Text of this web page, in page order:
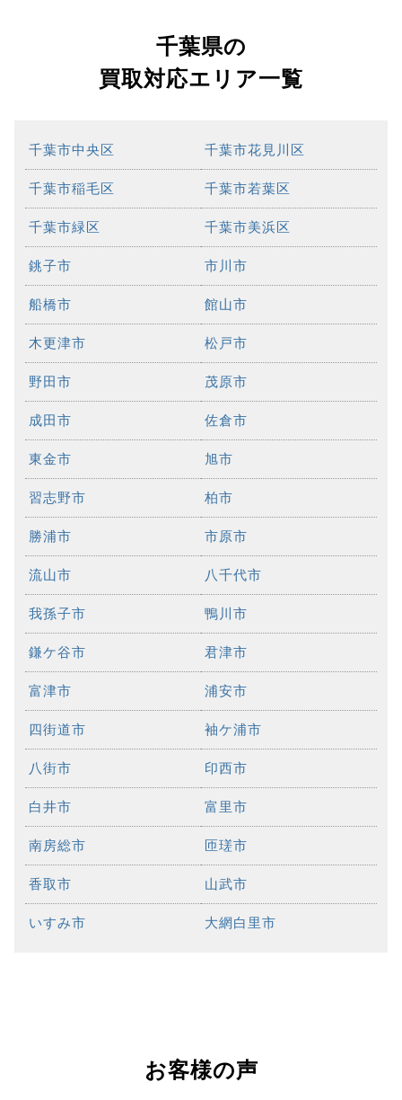
千葉県の
買取対応エリア一覧
千葉市中央区 千葉市花見川区
千葉市稲毛区 千葉市若葉区
千葉市緑区 千葉市美浜区
銚子市 市川市
船橋市 館山市
木更津市 松戸市
野田市 茂原市
成田市 佐倉市
東金市 旭市
習志野市 柏市
勝浦市 市原市
流山市 八千代市
我孫子市 鴨川市
鎌ケ谷市 君津市
富津市 浦安市
四街道市 袖ケ浦市
八街市 印西市
白井市 富里市
南房総市 匝瑳市
香取市 山武市
いすみ市 大網白里市
お客様の声